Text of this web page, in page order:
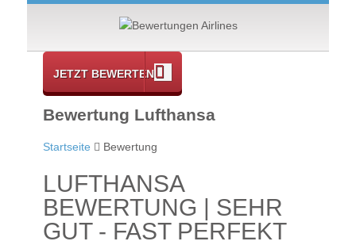
JETZT BEWERTEN
Bewertung Lufthansa
Startseite Bewertung
LUFTHANSA
BEWERTUNG | SEHR
GUT - FAST PERFEKT